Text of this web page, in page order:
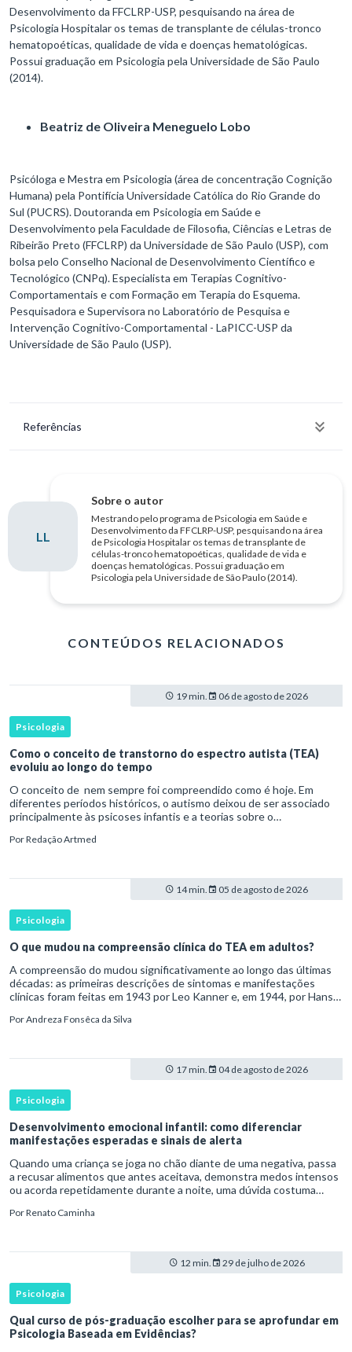
Desenvolvimento da FFCLRP-USP, pesquisando na área de
Psicologia Hospitalar os temas de transplante de células-tronco
hematopoéticas, qualidade de vida e doenças hematológicas.
Possui graduação em Psicologia pela Universidade de São Paulo
(2014).
Beatriz de Oliveira Meneguelo Lobo
Psicóloga e Mestra em Psicologia (área de concentração Cognição
Humana) pela Pontifícia Universidade Católica do Rio Grande do
Sul (PUCRS). Doutoranda em Psicologia em Saúde e
Desenvolvimento pela Faculdade de Filosofia, Ciências e Letras de
Ribeirão Preto (FFCLRP) da Universidade de São Paulo (USP), com
bolsa pelo Conselho Nacional de Desenvolvimento Científico e
Tecnológico (CNPq). Especialista em Terapias Cognitivo-
Comportamentais e com Formação em Terapia do Esquema.
Pesquisadora e Supervisora no Laboratório de Pesquisa e
Intervenção Cognitivo-Comportamental - LaPICC-USP da
Universidade de São Paulo (USP).
Referências
LL
Sobre o autor
Mestrando pelo programa de Psicologia em Saúde e
Desenvolvimento da FFCLRP-USP, pesquisando na área
de Psicologia Hospitalar os temas de transplante de
células-tronco hematopoéticas, qualidade de vida e
doenças hematológicas. Possui graduação em
Psicologia pela Universidade de São Paulo (2014).
CONTEÚDOS RELACIONADOS
19 min. 06 de agosto de 2026
Psicologia
Como o conceito de transtorno do espectro autista (TEA)
evoluiu ao longo do tempo
O conceito de nem sempre foi compreendido como é hoje. Em
diferentes períodos históricos, o autismo deixou de ser associado
principalmente às psicoses infantis e a teorias sobre o
transtorno do des
PorRedação Artmed
14 min. 05 de agosto de 2026
Psicologia
O que mudou na compreensão clínica do TEA em adultos?
A compreensão do mudou significativamente ao longo das últimas
décadas: as primeiras descrições de sintomas e manifestações
clínicas foram feitas em 1943 por Leo Kanner e, em 1944, por Hans
PorAndreza Fonsêca da Silva
17 min. 04 de agosto de 2026
Psicologia
Desenvolvimento emocional infantil: como diferenciar
manifestações esperadas e sinais de alerta
Quando uma criança se joga no chão diante de uma negativa, passa
a recusar alimentos que antes aceitava, demonstra medos intensos
ou acorda repetidamente durante a noite, uma dúvida costuma
PorRenato Caminha
12 min. 29 de julho de 2026
Psicologia
Qual curso de pós-graduação escolher para se aprofundar em
Psicologia Baseada em Evidências?